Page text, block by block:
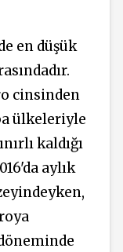
en düşük
cinsinden
ülkeleriyle
kaldığı
aylık